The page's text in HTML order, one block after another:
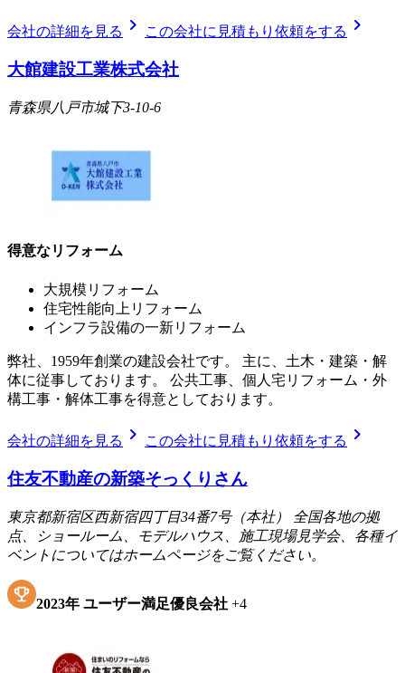
会社の詳細を見る chevron_right この会社に見積もり依頼をする chevron_right
大館建設工業株式会社
青森県八戸市城下3-10-6
得意なリフォーム
大規模リフォーム
住宅性能向上リフォーム
インフラ設備の一新リフォーム
弊社、1959年創業の建設会社です。 主に、土木・建築・解
体に従事しております。 公共工事、個人宅リフォーム・外
構工事・解体工事を得意としております。
会社の詳細を見る chevron_right この会社に見積もり依頼をする chevron_right
住友不動産の新築そっくりさん
東京都新宿区西新宿四丁目34番7号（本社） 全国各地の拠
点、ショールーム、モデルハウス、施工現場見学会、各種イ
ベントについてはホームページをご覧ください。
2023年 ユーザー満足優良会社 +4